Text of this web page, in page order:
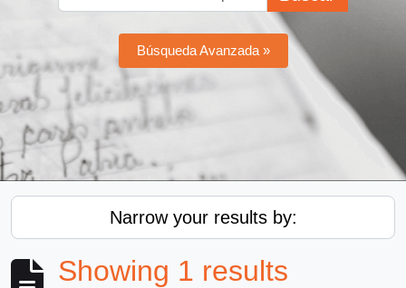
Búsqueda Avanzada »
Narrow your results by:
Showing 1 results